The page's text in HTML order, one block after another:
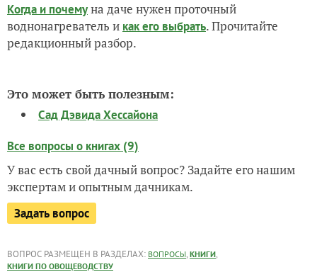
Когда и почемуна даче нужен проточный
воднонагреватель и как его выбрать. Прочитайте
редакционный разбор.
Это может быть полезным:
Сад Дэвида Хессайона
Все вопросы о книгах (9)
У вас есть свой дачный вопрос? Задайте его нашим
экспертам и опытным дачникам.
Задать вопрос
ВОПРОС РАЗМЕЩЕН В РАЗДЕЛАХ: ВОПРОСЫ, КНИГИ,
КНИГИ ПО ОВОЩЕВОДСТВУ